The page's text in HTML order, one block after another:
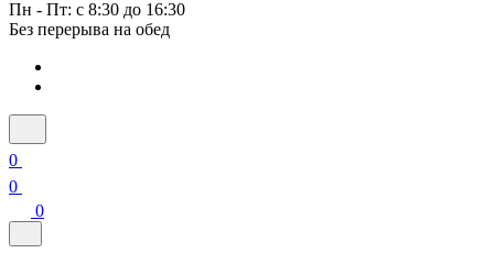
Пн - Пт: с 8:30 до 16:30
Без перерыва на обед
0
0
0